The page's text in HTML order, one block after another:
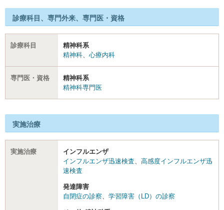
診療科目、専門外来、専門医・資格
診療科目
精神科系
精神科、 心療内科
専門医・資格
精神科系
精神科専門医
実施治療
実施治療
インフルエンザ
インフルエンザ迅速検査、 高感度インフルエンザ迅
速検査
発達障害
自閉症の診察、 学習障害（LD）の診察